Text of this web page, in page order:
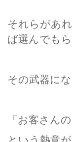
それらがあ
ば選んでも
その武器に
「お客さん